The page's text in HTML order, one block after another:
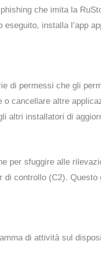
che imita la
eseguito, installa l’app
di permessi che gli
cancellare altre
altri installatori di
per sfuggire alle
controllo (C2).
di attività sul